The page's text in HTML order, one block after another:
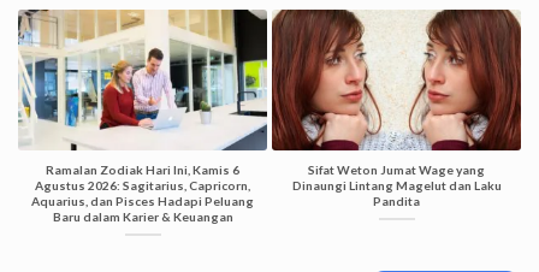
Ramalan Zodiak Hari Ini, Kamis 6
Agustus 2026: Sagitarius, Capricorn,
Aquarius, dan Pisces Hadapi Peluang
Baru dalam Karier & Keuangan
Sifat Weton Jumat Wage yang
Dinaungi Lintang Magelut dan Laku
Pandita